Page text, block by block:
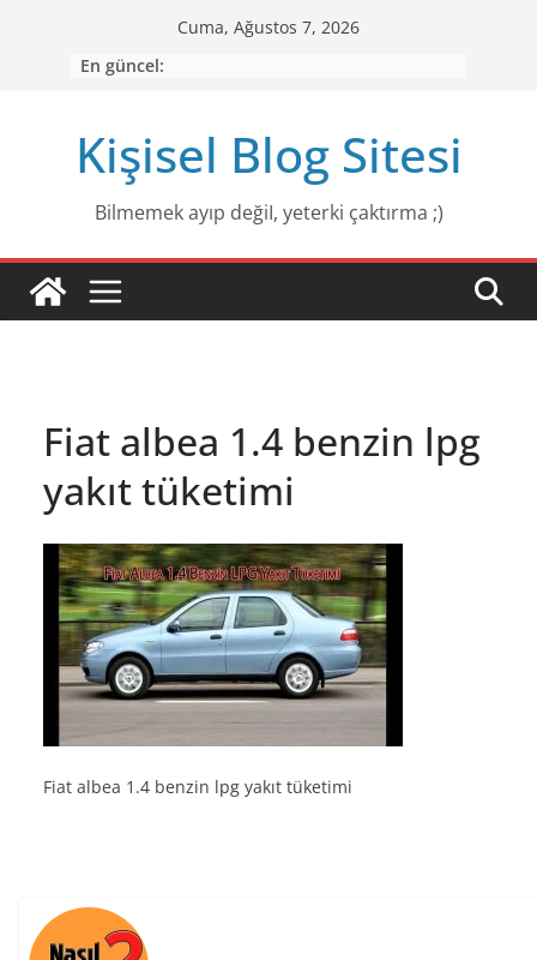
Cuma, Ağustos 7, 2026
En güncel:
Kişisel Blog Sitesi
Bilmemek ayıp değiI, yeterki çaktırma ;)
Fiat albea 1.4 benzin lpg
yakıt tüketimi
Fiat albea 1.4 benzin lpg yakıt tüketimi